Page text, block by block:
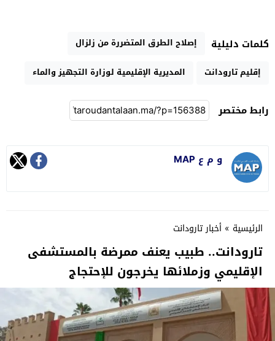
كلمات دليلية
إصلاح الطرق المتضررة من زلزال
إقليم تارودانت
المديرية الإقليمية لوزارة التجهيز والماء
رابط مختصر
و م ع MAP
الرئيسية » أخبار تارودانت
تارودانت.. طبيب يعنف ممرضة بالمستشفى
الإقليمي وزملائها يخرجون للإحتجاج